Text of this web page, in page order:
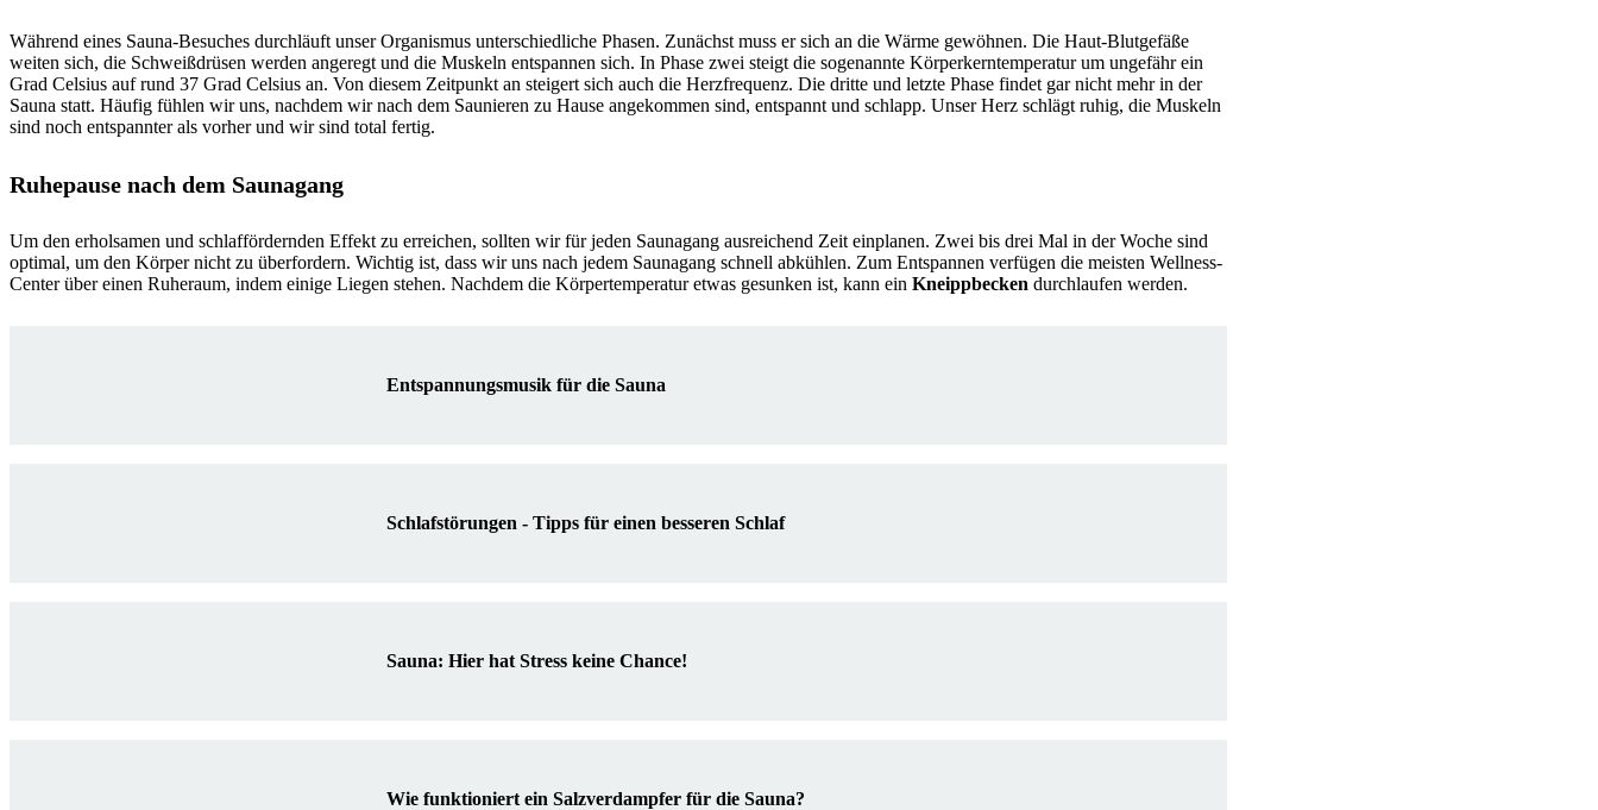
Während eines Sauna-Besuches durchläuft unser Organismus unterschiedliche Phasen. Zunächst muss er sich an die Wärme gewöhnen. Die Haut-Blutgefäße
weiten sich, die Schweißdrüsen werden angeregt und die Muskeln entspannen sich. In Phase zwei steigt die sogenannte Körperkerntemperatur um ungefähr ein
Grad Celsius auf rund 37 Grad Celsius an. Von diesem Zeitpunkt an steigert sich auch die Herzfrequenz. Die dritte und letzte Phase findet gar nicht mehr in der
Sauna statt. Häufig fühlen wir uns, nachdem wir nach dem Saunieren zu Hause angekommen sind, entspannt und schlapp. Unser Herz schlägt ruhig, die Muskeln
sind noch entspannter als vorher und wir sind total fertig.
Ruhepause nach dem Saunagang
Um den erholsamen und schlaffördernden Effekt zu erreichen, sollten wir für jeden Saunagang ausreichend Zeit einplanen. Zwei bis drei Mal in der Woche sind
optimal, um den Körper nicht zu überfordern. Wichtig ist, dass wir uns nach jedem Saunagang schnell abkühlen. Zum Entspannen verfügen die meisten Wellness-
Center über einen Ruheraum, indem einige Liegen stehen. Nachdem die Körpertemperatur etwas gesunken ist, kann ein Kneippbecken durchlaufen werden.
Entspannungsmusik für die Sauna
Schlafstörungen - Tipps für einen besseren Schlaf
Sauna: Hier hat Stress keine Chance!
Wie funktioniert ein Salzverdampfer für die Sauna?